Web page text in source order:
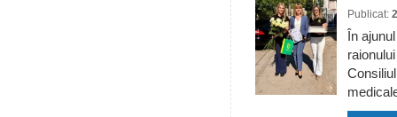
Publicat:
În